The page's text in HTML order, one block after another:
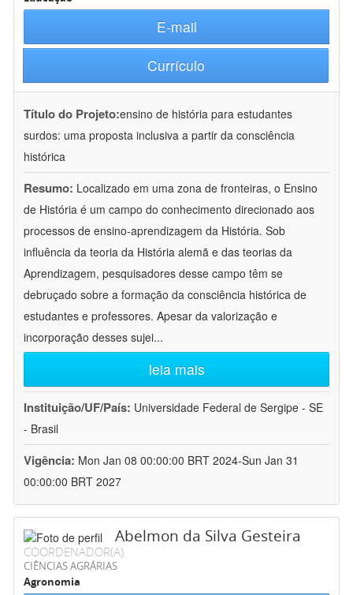
E-mail
Currículo
Título do Projeto:ensino de história para estudantes
surdos: uma proposta inclusiva a partir da consciência
histórica
Resumo: Localizado em uma zona de fronteiras, o Ensino
de História é um campo do conhecimento direcionado aos
processos de ensino-aprendizagem da História. Sob
influência da teoria da História alemã e das teorias da
Aprendizagem, pesquisadores desse campo têm se
debruçado sobre a formação da consciência histórica de
estudantes e professores. Apesar da valorização e
incorporação desses sujei...
leia mais
Instituição/UF/País: Universidade Federal de Sergipe - SE
- Brasil
Vigência: Mon Jan 08 00:00:00 BRT 2024-Sun Jan 31
00:00:00 BRT 2027
Abelmon da Silva Gesteira
COORDENADOR(A)
CIÊNCIAS AGRÁRIAS
Agronomia